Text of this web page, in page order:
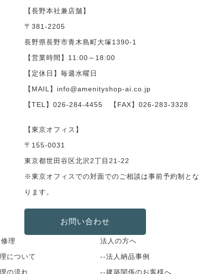
【長野本社兼店舗】
〒381-2205
長野県長野市青木島町大塚1390-1
【営業時間】11:00～18:00
【定休日】毎週水曜日
【MAIL】info@amenityshop-ai.co.jp
【TEL】 026-284-4455 【FAX】026-283-3328
【東京オフィス】
〒155-0031
東京都世田谷区北沢2丁目21-22
※東京オフィスでの対面でのご相談は事前予約制とな
ります。
お問い合わせ
理
について
の流れ
法人の方へ
--法人納品事例
--建築関係のお客様へ